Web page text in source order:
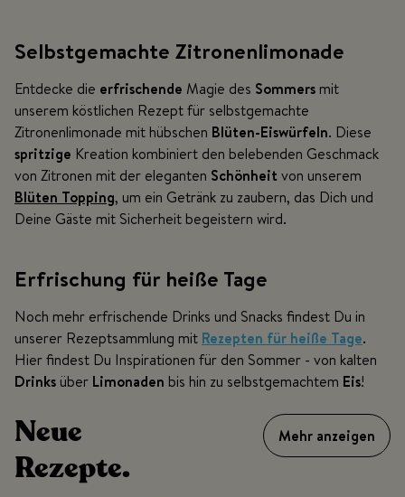
Selbstgemachte Zitronenlimonade
Entdecke die erfrischende Magie des Sommers mit
unserem köstlichen Rezept für selbstgemachte
Zitronenlimonade mit hübschen Blüten-Eiswürfeln. Diese
spritzige Kreation kombiniert den belebenden Geschmack
von Zitronen mit der eleganten Schönheitvon unserem
Blüten Topping, um ein Getränk zu zaubern, das Dich und
Deine Gäste mit Sicherheit begeistern wird.
Erfrischung für heiße Tage
Noch mehr erfrischende Drinks und Snacks findest Du in
unserer Rezeptsammlung mit Rezepten für heiße Tage.
Hier findest Du Inspirationen für den Sommer - von kalten
Drinks über Limonaden bis hin zu selbstgemachtem Eis!
Neue
Rezepte.
Mehr anzeigen